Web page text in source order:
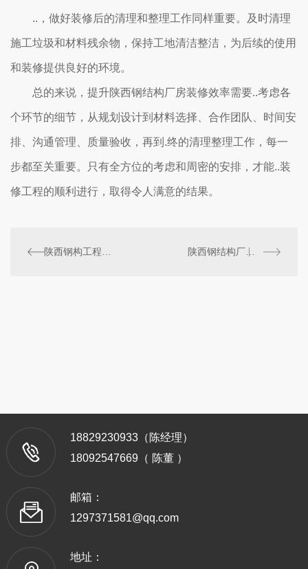
..，做好装修后的清理和整理工作同样重要。及时清理
施工垃圾和材料残余物，保持工地清洁整洁，为后续的使用
和装修提供良好的环境。
总的来说，提升陕西钢结构厂房装修效率需要..考虑各
个环节的细节，从规划设计到材料选择、合作团队、时间安
排、沟通管理、质量验收，再到.终的清理整理工作，每一
步都至关重要。只有全方位的考虑和周密的安排，才能..装
修工程的顺利进行，取得令人满意的结果。
陕西钢结构厂房建筑技术创新探索
18829230933（陈经理）
18092547669（ 陈董 ）
邮箱：
1297371581@qq.com
地址：